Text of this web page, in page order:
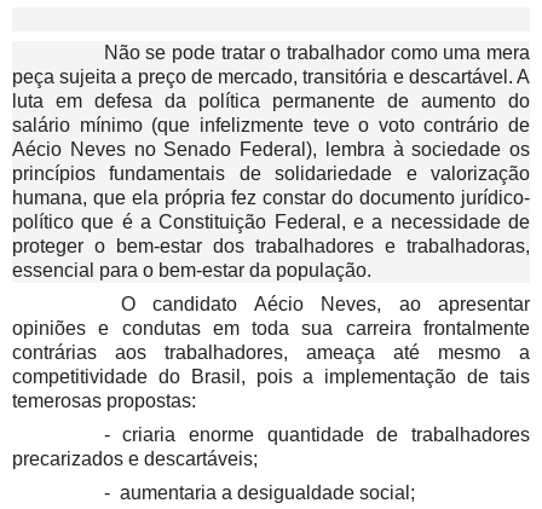
Não se pode tratar o trabalhador como uma mera
peça sujeita a preço de mercado, transitória e descartável. A
luta em defesa da política permanente de aumento do
salário mínimo (que infelizmente teve o voto contrário de
Aécio Neves no Senado Federal), lembra à sociedade os
princípios fundamentais de solidariedade e valorização
humana, que ela própria fez constar do documento jurídico-
político que é a Constituição Federal, e a necessidade de
proteger o bem-estar dos trabalhadores e trabalhadoras,
essencial para o bem-estar da população.
O candidato Aécio Neves, ao apresentar
opiniões e condutas em toda sua carreira frontalmente
contrárias aos trabalhadores, ameaça até mesmo a
competitividade do Brasil, pois a implementação de tais
temerosas propostas:
- criaria enorme quantidade de trabalhadores
precarizados e descartáveis;
- aumentaria a desigualdade social;